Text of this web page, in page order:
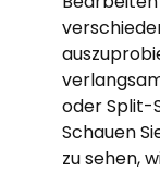
oder Split-
Schauen
zu sehen,